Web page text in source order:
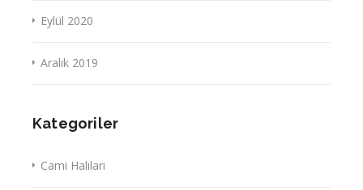
Eylül 2020
Aralık 2019
Kategoriler
Cami Halıları